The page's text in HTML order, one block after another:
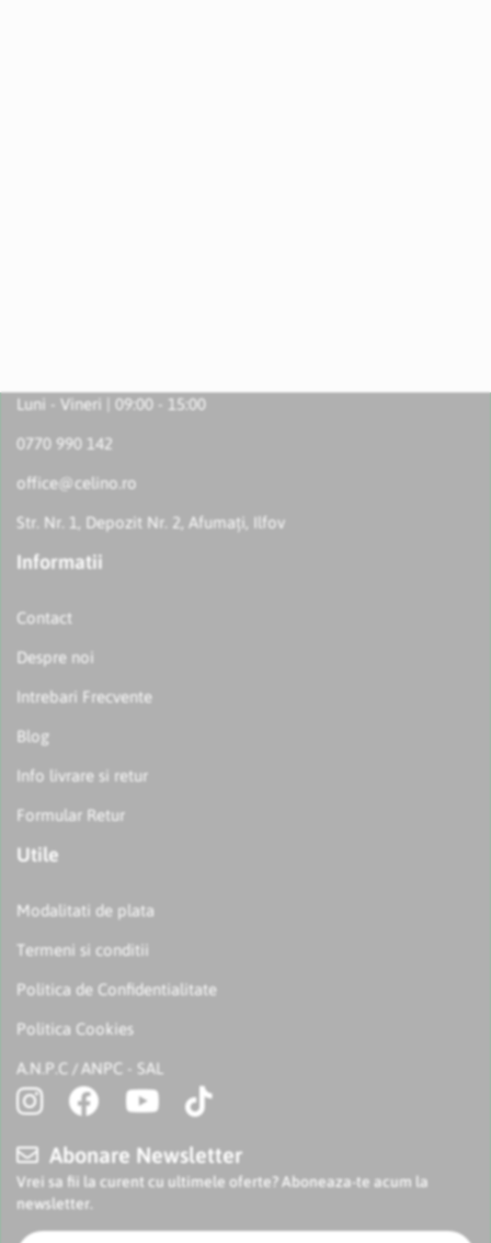
Luni - Vineri | 09:00 - 15:00
0770 990 142
office@celino.ro
Str. Nr. 1, Depozit Nr. 2, Afumați, Ilfov
Informatii
Contact
Despre noi
Intrebari Frecvente
Blog
Info livrare si retur
Formular Retur
Utile
Modalitati de plata
Termeni si conditii
Politica de Confidentialitate
Politica Cookies
A.N.P.C / ANPC - SAL
Abonare Newsletter
Vrei sa fii la curent cu ultimele oferte? Aboneaza-te acum la
newsletter.